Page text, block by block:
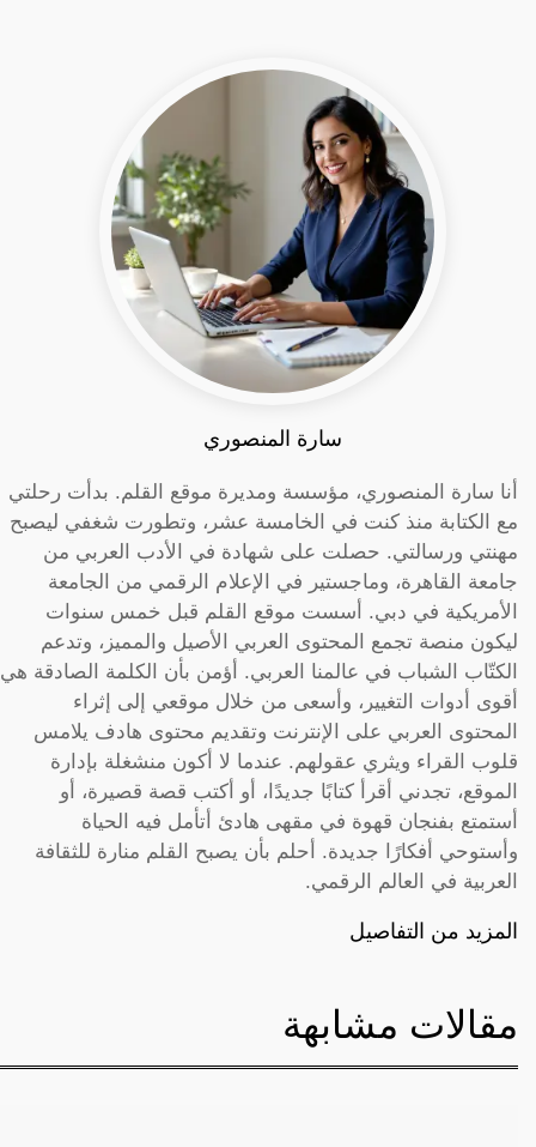
سارة المنصوري
أنا سارة المنصوري، مؤسسة ومديرة موقع القلم. بدأت رحلتي
مع الكتابة منذ كنت في الخامسة عشر، وتطورت شغفي ليصبح
مهنتي ورسالتي. حصلت على شهادة في الأدب العربي من
جامعة القاهرة، وماجستير في الإعلام الرقمي من الجامعة
الأمريكية في دبي. أسست موقع القلم قبل خمس سنوات
ليكون منصة تجمع المحتوى العربي الأصيل والمميز، وتدعم
الكتّاب الشباب في عالمنا العربي. أؤمن بأن الكلمة الصادقة هي
أقوى أدوات التغيير، وأسعى من خلال موقعي إلى إثراء
المحتوى العربي على الإنترنت وتقديم محتوى هادف يلامس
قلوب القراء ويثري عقولهم. عندما لا أكون منشغلة بإدارة
الموقع، تجدني أقرأ كتابًا جديدًا، أو أكتب قصة قصيرة، أو
أستمتع بفنجان قهوة في مقهى هادئ أتأمل فيه الحياة
وأستوحي أفكارًا جديدة. أحلم بأن يصبح القلم منارة للثقافة
العربية في العالم الرقمي.
المزيد من التفاصيل
مقالات مشابهة